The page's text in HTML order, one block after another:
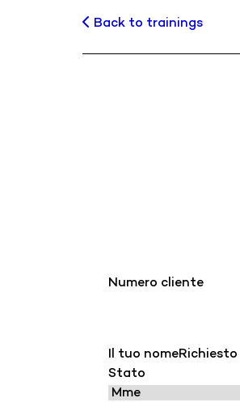
Back to trainings
Numero cliente
Il tuo nomeRichiesto
Stato